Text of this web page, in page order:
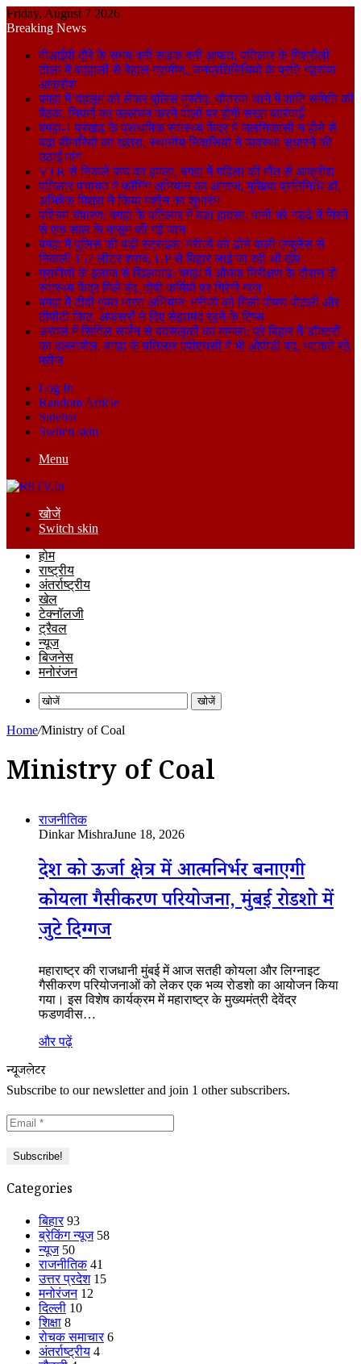
Friday, August 7 2026
Breaking News
वीआईपी दौरे के समय बनी सड़क बनी आफत, पतिलार के मिश्रौली
टोला में बदहाली से बेहाल ग्रामीण, जनप्रतिनिधियों के प्रति गहराया
आक्रोश
बगहा में चहलूम को लेकर पुलिस मुस्तैद: चौतरवा थाने में शांति समिति की
बैठक, नियमों का उल्लंघन करने वालों पर होगी सख्त कार्रवाई
बगहा-1 प्रखंड के प्राथमिक स्वास्थ्य केंद्र में जलनिकासी न होने से
बढ़ा बीमारियों का खतरा, स्थानीय निवासियों ने व्यवस्था सुधारने की
उठाई मांग।
VTR से निकले बाघ का हमला, बगहा में महिला की मौत से आक्रोश
पतिलार पंचायत में फॉगिंग अभियान का आगाज, मुखिया प्रतिनिधि डॉ.
अभिषेक मिश्रा ने किया मशीन का शुभारंभ
पश्चिम चंपारण: बगहा के पतिलार में बड़ा हादसा, पानी भरे गड्ढे में गिरने
से एक साल के मासूम की गई जान
बगहा में पुलिस की बड़ी स्ट्राइक: मरीजों को ढोने वाली एम्बुलेंस से
निकली 157 लीटर शराब, UP से बिहार लाई जा रही थी खेप
ग्रामीणों के इलाज से खिलवाड़: बगहा में औचक निरीक्षण के दौरान दो
स्वास्थ्य केंद्र मिले बंद, दोषी कर्मियों पर गिरेगी गाज
बगहा में टीबी मुक्त भारत अभियान: मरीजों को मिली पोषण पोटली और
टीपीटी किट, अफसरों ने दिए सेहतमंद रहने के टिप्स
अरवल में सिविल सर्जन से बदसलूकी का मामला: पूरे बिहार में डॉक्टरों
का हल्लाबोल, बगहा के पतिलार एपीएचसी में भी ओपीडी बंद, भटकते रहे
मरीज
Log In
Random Article
Sidebar
Switch skin
Menu
खोजें
Switch skin
होम
राष्ट्रीय
अंतर्राष्ट्रीय
खेल
टेक्नॉलजी
ट्रैवल
न्यूज
बिजनेस
मनोरंजन
खोजें
Home/Ministry of Coal
Ministry of Coal
राजनीतिक
Dinkar MishraJune 18, 2026
देश को ऊर्जा क्षेत्र में आत्मनिर्भर बनाएगी
कोयला गैसीकरण परियोजना, मुंबई रोडशो में
जुटे दिग्गज
महाराष्ट्र की राजधानी मुंबई में आज सतही कोयला और लिग्नाइट
गैसीकरण परियोजनाओं को लेकर एक भव्य रोडशो का आयोजन किया
गया। इस विशेष कार्यक्रम में महाराष्ट्र के मुख्यमंत्री देवेंद्र
फडणवीस…
और पढ़ें
न्यूजलेटर
Subscribe to our newsletter and join 1 other subscribers.
Categories
बिहार 93
ब्रेकिंग न्यूज 58
न्यूज 50
राजनीतिक 41
उत्तर प्रदेश 15
मनोरंजन 12
दिल्ली 10
शिक्षा 8
रोचक समाचार 6
अंतर्राष्ट्रीय 4